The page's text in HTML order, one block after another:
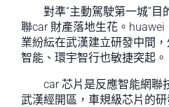
對準“主動駕駛第一城”
聯car 財產落地生花。
業紛紜在武漢建立研發中間
智能、環宇智行也敏捷突起。
car 芯片是反應智能網聯
武漢經開區，車規級芯片的